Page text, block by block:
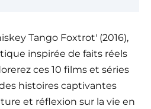
Tango Foxtrot' (2016),
inspirée de faits réels
ces 10 films et séries
histoires captivantes
et réflexion sur la vie en